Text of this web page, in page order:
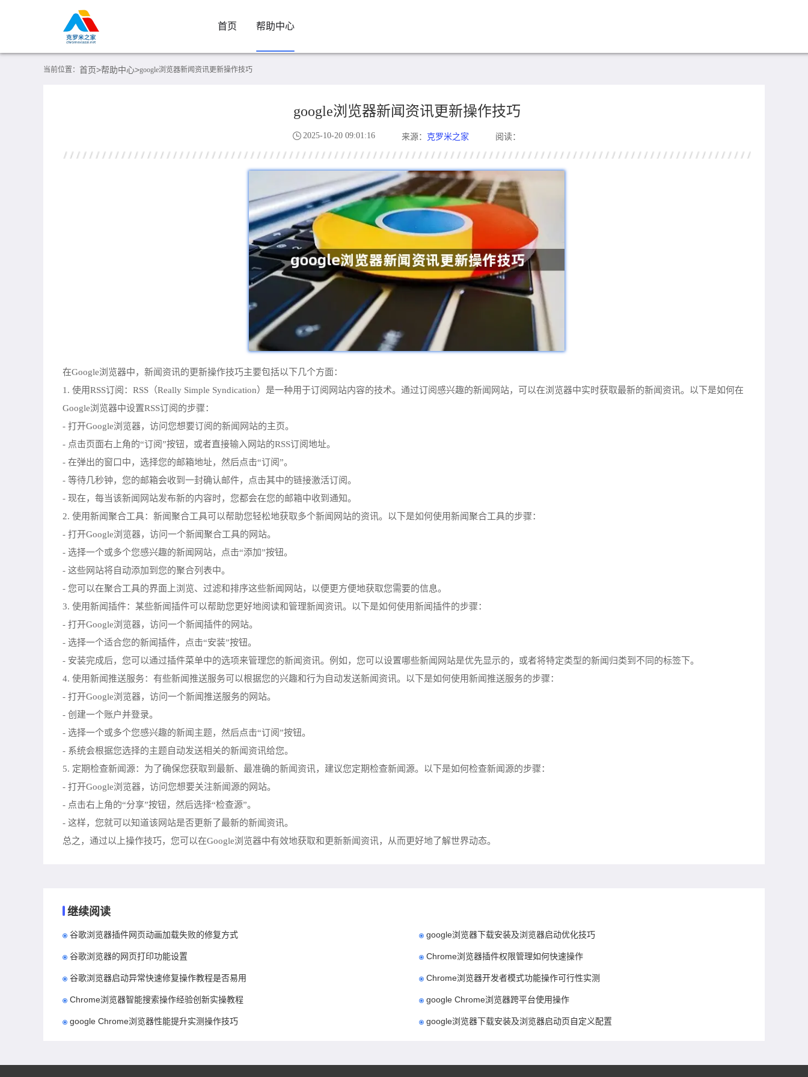
首页 帮助中心
当前位置： 首页>帮助中心>google浏览器新闻资讯更新操作技巧
google浏览器新闻资讯更新操作技巧
2025-10-20 09:01:16 来源： 克罗米之家 阅读：
在Google浏览器中，新闻资讯的更新操作技巧主要包括以下几个方面：
1. 使用RSS订阅：RSS（Really Simple Syndication）是一种用于订阅网站内容的技术。通过订阅感兴趣的新闻网站，可以在浏览器中实时获取最新的新闻资讯。以下是如何在
Google浏览器中设置RSS订阅的步骤：
- 打开Google浏览器，访问您想要订阅的新闻网站的主页。
- 点击页面右上角的“订阅”按钮，或者直接输入网站的RSS订阅地址。
- 在弹出的窗口中，选择您的邮箱地址，然后点击“订阅”。
- 等待几秒钟，您的邮箱会收到一封确认邮件，点击其中的链接激活订阅。
- 现在，每当该新闻网站发布新的内容时，您都会在您的邮箱中收到通知。
2. 使用新闻聚合工具：新闻聚合工具可以帮助您轻松地获取多个新闻网站的资讯。以下是如何使用新闻聚合工具的步骤：
- 打开Google浏览器，访问一个新闻聚合工具的网站。
- 选择一个或多个您感兴趣的新闻网站，点击“添加”按钮。
- 这些网站将自动添加到您的聚合列表中。
- 您可以在聚合工具的界面上浏览、过滤和排序这些新闻网站，以便更方便地获取您需要的信息。
3. 使用新闻插件：某些新闻插件可以帮助您更好地阅读和管理新闻资讯。以下是如何使用新闻插件的步骤：
- 打开Google浏览器，访问一个新闻插件的网站。
- 选择一个适合您的新闻插件，点击“安装”按钮。
- 安装完成后，您可以通过插件菜单中的选项来管理您的新闻资讯。例如，您可以设置哪些新闻网站是优先显示的，或者将特定类型的新闻归类到不同的标签下。
4. 使用新闻推送服务：有些新闻推送服务可以根据您的兴趣和行为自动发送新闻资讯。以下是如何使用新闻推送服务的步骤：
- 打开Google浏览器，访问一个新闻推送服务的网站。
- 创建一个账户并登录。
- 选择一个或多个您感兴趣的新闻主题，然后点击“订阅”按钮。
- 系统会根据您选择的主题自动发送相关的新闻资讯给您。
5. 定期检查新闻源：为了确保您获取到最新、最准确的新闻资讯，建议您定期检查新闻源。以下是如何检查新闻源的步骤：
- 打开Google浏览器，访问您想要关注新闻源的网站。
- 点击右上角的“分享”按钮，然后选择“检查源”。
- 这样，您就可以知道该网站是否更新了最新的新闻资讯。
总之，通过以上操作技巧，您可以在Google浏览器中有效地获取和更新新闻资讯，从而更好地了解世界动态。
继续阅读
谷歌浏览器插件网页动画加载失败的修复方式 google浏览器下载安装及浏览器启动优化技巧
谷歌浏览器的网页打印功能设置 Chrome浏览器插件权限管理如何快速操作
谷歌浏览器启动异常快速修复操作教程是否易用 Chrome浏览器开发者模式功能操作可行性实测
Chrome浏览器智能搜索操作经验创新实操教程 google Chrome浏览器跨平台使用操作
google Chrome浏览器性能提升实测操作技巧 google浏览器下载安装及浏览器启动页自定义配置